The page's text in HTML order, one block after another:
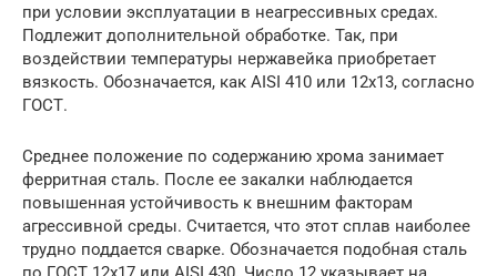
при условии эксплуатации в неагрессивных средах.
Подлежит дополнительной обработке. Так, при
воздействии температуры нержавейка приобретает
вязкость. Обозначается, как AISI 410 или 12х13, согласно
ГОСТ.
Среднее положение по содержанию хрома занимает
ферритная сталь. После ее закалки наблюдается
повышенная устойчивость к внешним факторам
агрессивной среды. Считается, что этот сплав наиболее
трудно поддается сварке. Обозначается подобная сталь